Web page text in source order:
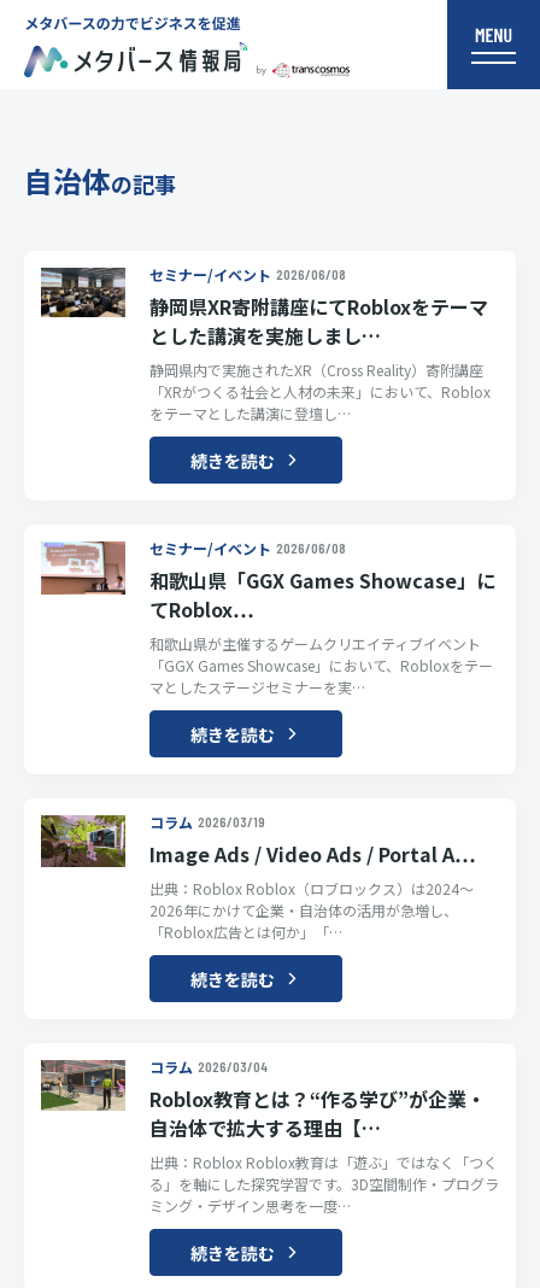
自治体の記事
セミナー/イベント 2026/06/08
静岡県XR寄附講座にてRobloxをテーマ
とした講演を実施しまし…
静岡県内で実施されたXR（Cross Reality）寄附講座
「XRがつくる社会と人材の未来」において、Roblox
をテーマとした講演に登壇し…
続きを読む
セミナー/イベント 2026/06/08
和歌山県「GGX Games Showcase」に
てRoblox…
和歌山県が主催するゲームクリエイティブイベント
「GGX Games Showcase」において、Robloxをテー
マとしたステージセミナーを実…
続きを読む
コラム 2026/03/19
Image Ads / Video Ads / Portal A…
出典：Roblox Roblox（ロブロックス）は2024〜
2026年にかけて企業・自治体の活用が急増し、
「Roblox広告とは何か」「…
続きを読む
コラム 2026/03/04
Roblox教育とは？“作る学び”が企業・
自治体で拡大する理由【…
出典：Roblox Roblox教育は「遊ぶ」ではなく「つく
る」を軸にした探究学習です。3D空間制作・プログラ
ミング・デザイン思考を一度…
続きを読む